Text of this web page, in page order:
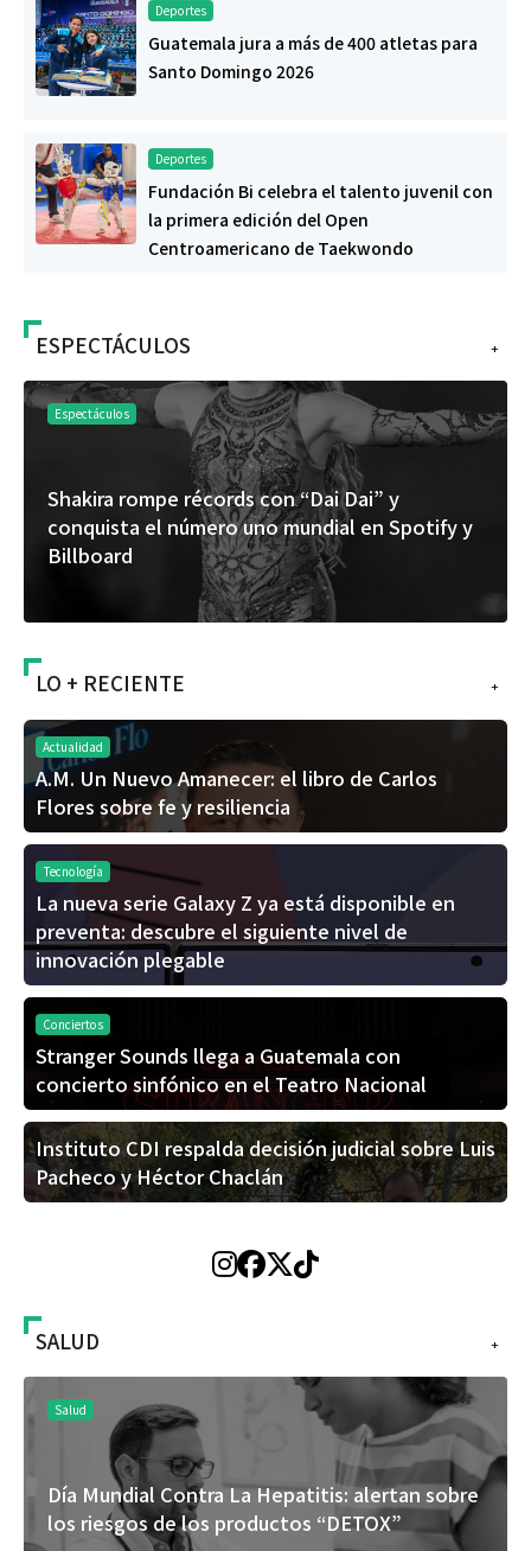
Deportes
Guatemala jura a más de 400 atletas para
Santo Domingo 2026
Deportes
Fundación Bi celebra el talento juvenil con
la primera edición del Open
Centroamericano de Taekwondo
+
ESPECTÁCULOS
Espectáculos
Shakira rompe récords con “Dai Dai” y
conquista el número uno mundial en Spotify y
Billboard
+
LO + RECIENTE
Actualidad
A.M. Un Nuevo Amanecer: el libro de Carlos
Flores sobre fe y resiliencia
Tecnología
La nueva serie Galaxy Z ya está disponible en
preventa: descubre el siguiente nivel de
innovación plegable
Conciertos
Stranger Sounds llega a Guatemala con
concierto sinfónico en el Teatro Nacional
Instituto CDI respalda decisión judicial sobre Luis
Pacheco y Héctor Chaclán
+
SALUD
Salud
Día Mundial Contra La Hepatitis: alertan sobre
los riesgos de los productos “DETOX”